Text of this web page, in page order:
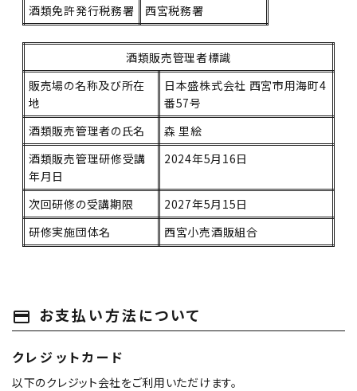
酒類免許発行税務署
西宮税務署
酒類販売管理者標識
販売場の名称及び所在
地
日本盛株式会社 西宮市用海町4
番57号
酒類販売管理者の氏名
森 里絵
酒類販売管理研修受講
年月日
2024年5月16日
次回研修の受講期限
2027年5月15日
研修実施団体名
西宮小売酒販組合
payment お支払い方法について
クレジットカード
以下のクレジット会社をご利用いただけます。